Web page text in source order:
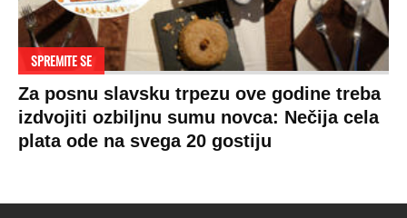
SPREMITE SE
Za posnu slavsku trpezu ove godine treba
izdvojiti ozbiljnu sumu novca: Nečija cela
plata ode na svega 20 gostiju